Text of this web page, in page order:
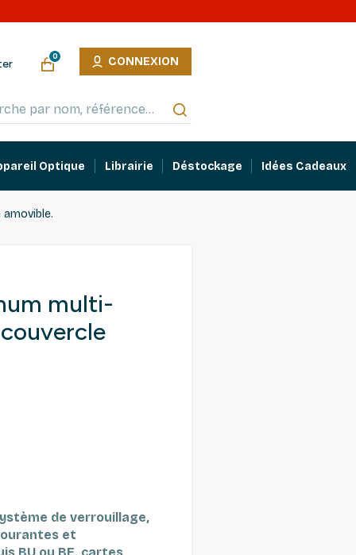
0 CONNEXION
Optique Librairie Déstockage Idées Cadeaux
multi-
de verrouillage,
et